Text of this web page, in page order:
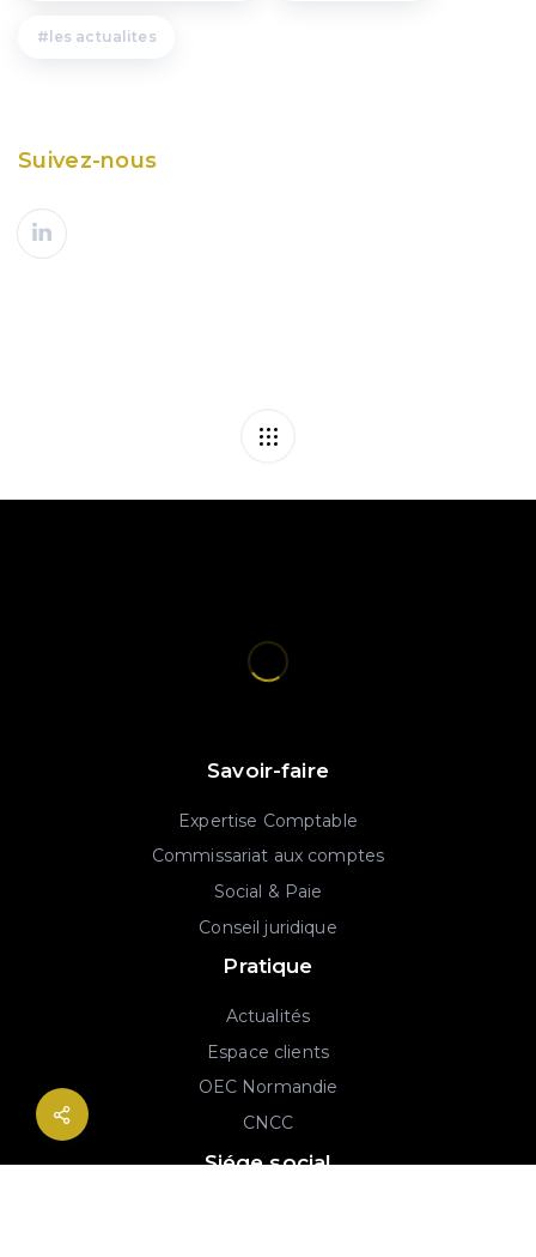
les actualites
Suivez-nous
Savoir-faire
Expertise Comptable
Commissariat aux comptes
Social & Paie
Conseil juridique
Pratique
Actualités
Espace clients
OEC Normandie
CNCC
Siége social